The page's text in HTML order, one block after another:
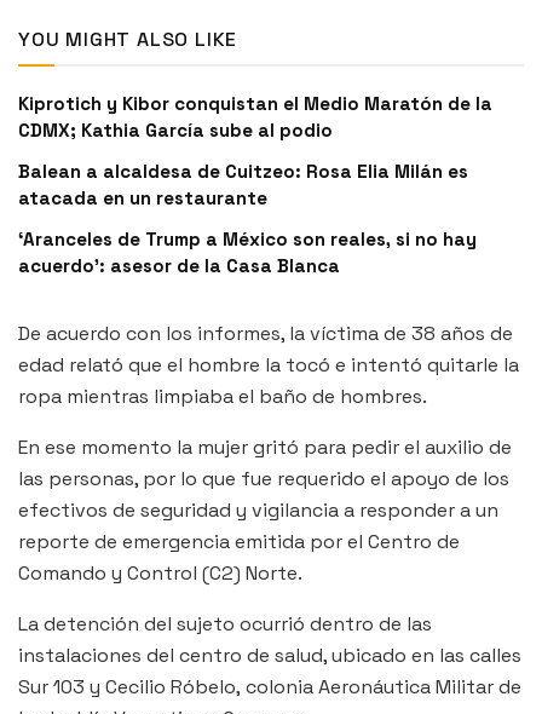
YOU MIGHT ALSO LIKE
Kiprotich y Kibor conquistan el Medio Maratón de la
CDMX; Kathia García sube al podio
Balean a alcaldesa de Cuitzeo: Rosa Elia Milán es
atacada en un restaurante
‘Aranceles de Trump a México son reales, si no hay
acuerdo’: asesor de la Casa Blanca
De acuerdo con los informes, la víctima de 38 años de
edad relató que el hombre la tocó e intentó quitarle la
ropa mientras limpiaba el baño de hombres.
En ese momento la mujer gritó para pedir el auxilio de
las personas, por lo que fue requerido el apoyo de los
efectivos de seguridad y vigilancia a responder a un
reporte de emergencia emitida por el Centro de
Comando y Control (C2) Norte.
La detención del sujeto ocurrió dentro de las
instalaciones del centro de salud, ubicado en las calles
Sur 103 y Cecilio Róbelo, colonia Aeronáutica Militar de